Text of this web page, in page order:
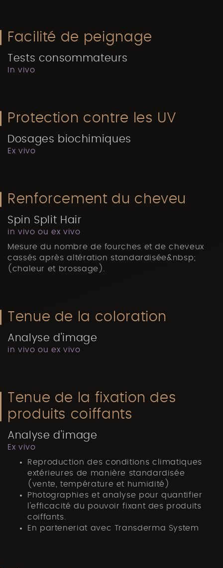
Facilité de peignage
Tests consommateurs
In vivo
Protection contre les UV
Dosages biochimiques
Ex vivo
Renforcement du cheveu
Spin Split Hair
in vivo ou ex vivo
Mesure du nombre de fourches et de cheveux
cassés après altération standardisée&nbsp;
(chaleur et brossage).
Tenue de la coloration
Analyse d'image
in vivo ou ex vivo
Tenue de la fixation des
produits coiffants
Analyse d'image
Ex vivo
Reproduction des conditions climatiques
extérieures de manière standardisée
(vente, température et humidité)
Photographies et analyse pour quantifier
l'efficacité du pouvoir fixant des produits
coiffants.
En parteneriat avec Transderma System